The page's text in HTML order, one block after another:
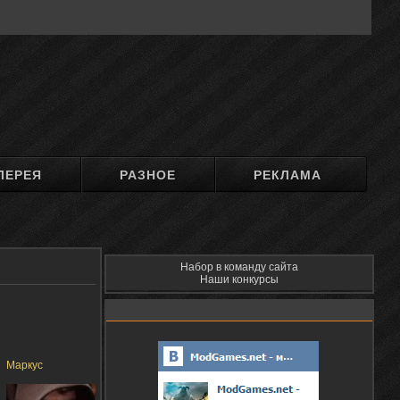
РАЗНОЕ РЕКЛАМА
Маркус
Набор в команду сайта
Наши конкурсы